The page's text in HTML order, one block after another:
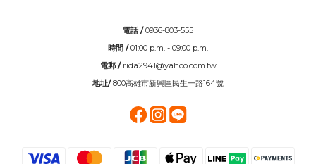
電話 /0936-803-555
時間 /01:00 p.m. - 09:00 p.m.
電郵 / rida2941@yahoo.com.tw
地址/800高雄市新興區民生一路164號